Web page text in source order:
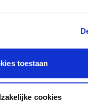
toestaan
cookies
GooglePrivacy Policyand